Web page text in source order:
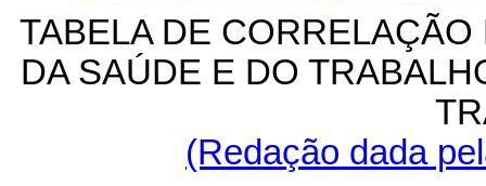
TABELA DE
DA SAÚDE E DO
(Redação dada